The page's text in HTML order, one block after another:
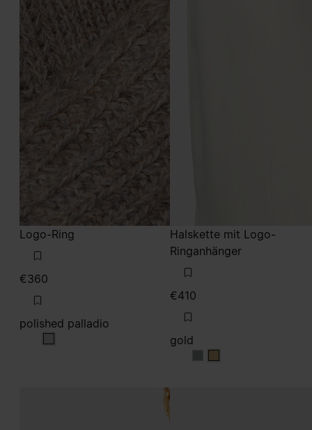
Logo-Ring
€360
polished palladio
polished palladio
Halskette mit Logo-
Ringanhänger
€410
gold
goldgold